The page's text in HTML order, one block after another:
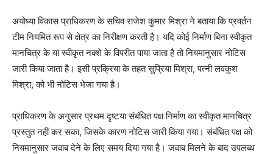
अयोध्या विकास प्राधिकरण के सचिव राजेश कुमार मिश्रा ने बताया कि प्रवर्तन
टीम नियमित रूप से क्षेत्र का निरीक्षण करती है। यदि कोई निर्माण बिना स्वीकृत
मानचित्र के या स्वीकृत नक्शे के विपरीत पाया जाता है तो नियमानुसार नोटिस
जारी किया जाता है। इसी प्रक्रिया के तहत सुप्रिया मिश्रा, पत्नी लवकुश
मिश्रा, को भी नोटिस भेजा गया है।
प्राधिकरण के अनुसार प्रथम दृष्टया संबंधित पक्ष निर्माण का स्वीकृत मानचित्र
प्रस्तुत नहीं कर सका, जिसके कारण नोटिस जारी किया गया। संबंधित पक्ष को
नियमानुसार जवाब देने के लिए समय दिया गया है। जवाब मिलने के बाद उपलब्ध